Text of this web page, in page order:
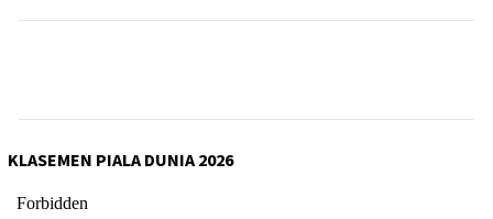
KLASEMEN PIALA DUNIA 2026